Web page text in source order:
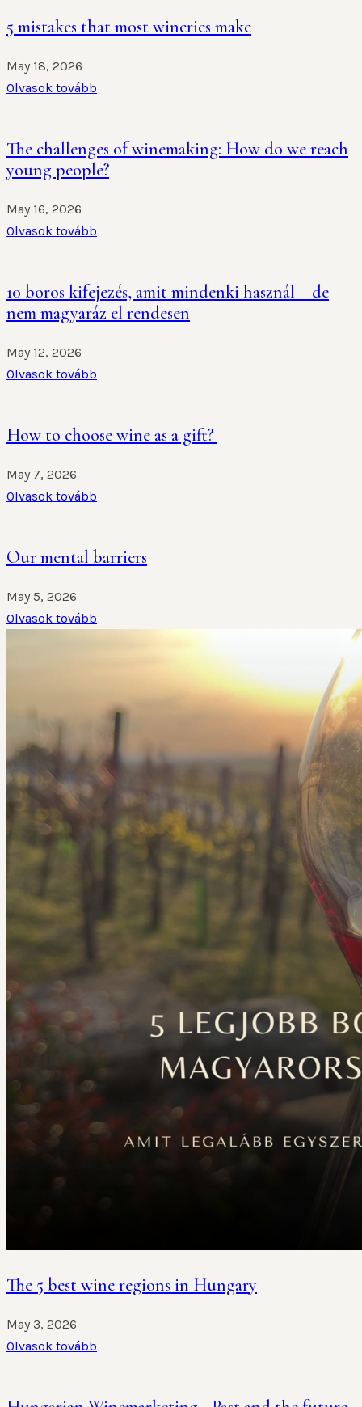
5 mistakes that most wineries make
May 18, 2026
Olvasok tovább
The challenges of winemaking: How do we reach
young people?
May 16, 2026
Olvasok tovább
10 boros kifejezés, amit mindenki használ – de
nem magyaráz el rendesen
May 12, 2026
Olvasok tovább
How to choose wine as a gift?
May 7, 2026
Olvasok tovább
Our mental barriers
May 5, 2026
Olvasok tovább
The 5 best wine regions in Hungary
May 3, 2026
Olvasok tovább